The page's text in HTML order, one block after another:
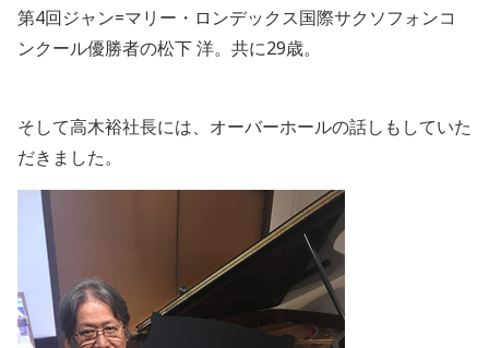
第4回ジャン=マリー・ロンデックス国際サクソフォンコ
ンクール優勝者の松下 洋。共に29歳。
そして高木裕社長には、オーバーホールの話しもしていた
だきました。